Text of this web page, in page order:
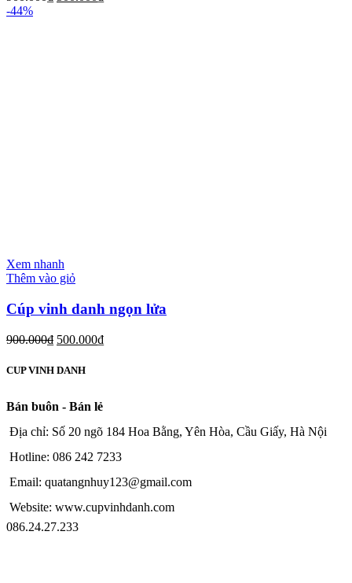
-44%
Xem nhanh
Thêm vào giỏ
Cúp vinh danh ngọn lửa
900.000₫ 500.000₫
CUP VINH DANH
Bán buôn - Bán lẻ
Địa chỉ: Số 20 ngõ 184 Hoa Bằng, Yên Hòa, Cầu Giấy, Hà Nội
Hotline: 086 242 7233
Email: quatangnhuy123@gmail.com
Website: www.cupvinhdanh.com
086.24.27.233